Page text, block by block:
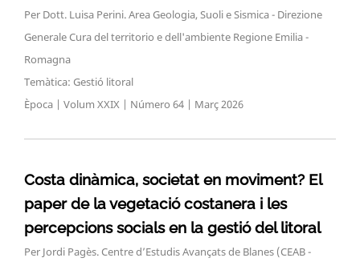
Per Dott. Luisa Perini. Area Geologia, Suoli e Sismica - Direzione
Generale Cura del territorio e dell'ambiente Regione Emilia -
Romagna
Temàtica: Gestió litoral
Època | Volum XXIX | Número 64 | Març 2026
Costa dinàmica, societat en moviment? El
paper de la vegetació costanera i les
percepcions socials en la gestió del litoral
Per Jordi Pagès. Centre d’Estudis Avançats de Blanes (CEAB -